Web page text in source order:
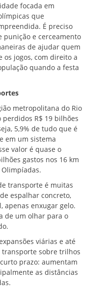
focada em
que
É preciso
punição e cerceamento
de ajudar quem
jogos, com direito a
quando a festa
metropolitana do Rio
perdidos R$ 19 bilhões
5,9% de tudo que é
em um sistema
valor é quase o
gastos nos 16 km
transporte é muitas
espalhar concreto,
apenas enxugar gelo.
de um olhar para o
viárias e até
transporte sobre trilhos
prazo: aumentam
as distâncias